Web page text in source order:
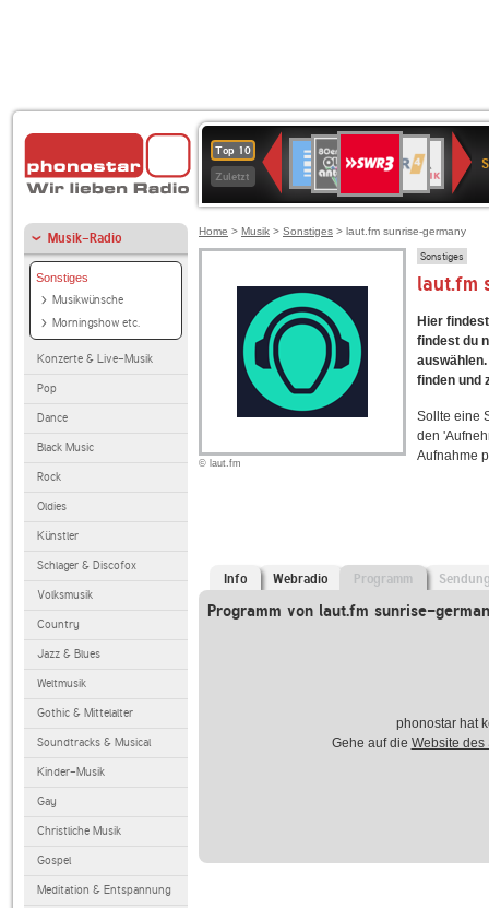
Top 10
Zuletzt
Deutschlandfunk
80er
90er
OLDIE
ANTENNE
4
KLASSIK
SWR
Kultur
NDR
2
Musik-Radio
Sonstiges
Musikwünsche
Morningshow etc.
Konzerte & Live-Musik
Pop
Dance
Black Music
Rock
Oldies
Künstler
Schlager & Discofox
Volksmusik
Country
Jazz & Blues
Weltmusik
Gothic & Mittelalter
Soundtracks & Musical
Kinder-Musik
Gay
Christliche Musik
Gospel
Meditation & Entspannung
Home > Musik > Sonstiges > laut.fm sunrise-germany
© laut.fm
Sonstiges
laut.fm
Hier
findest du
finden und
Sollte eine
den
Aufnahme
Info Webradio Programm
Programm von laut.fm sunrise-
phonostar hat
Gehe auf die Website des